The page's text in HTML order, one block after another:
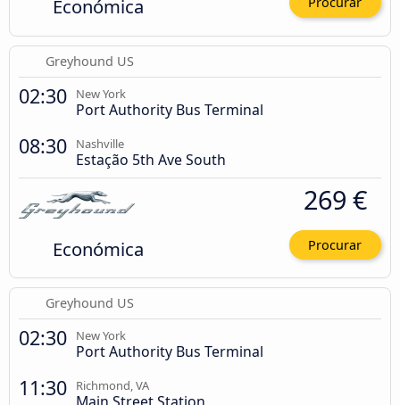
Económica
Greyhound US
02:30 New York
Port Authority Bus Terminal
08:30 Nashville
Estação 5th Ave South
Económica
269 €
Procurar
Greyhound US
02:30 New York
Port Authority Bus Terminal
11:30 Richmond, VA